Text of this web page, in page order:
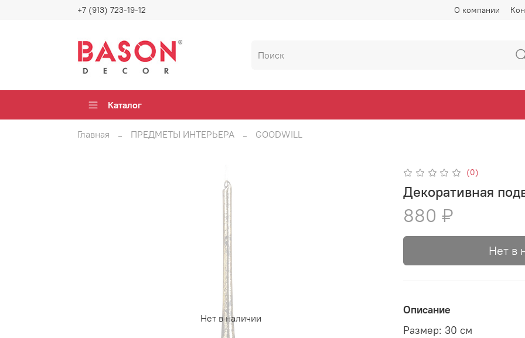
О компании
+7 (913) 723-19-12
Каталог
Главная ПРЕДМЕТЫ ИНТЕРЬЕРА GOODWILL
Нет в наличии
(0)
Декоративная
880 ₽
Нет в
Описание
Размер: 30 см